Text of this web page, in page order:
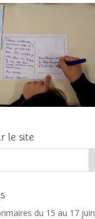
le site
du 15 au 17 juin